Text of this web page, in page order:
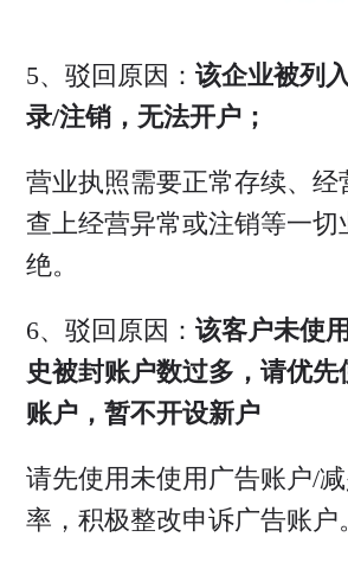
5、驳回原因： 该企业被列
录/注销，无法开户；
营业执照需要正常存续、经
查上经营异常或注销等一切
绝。
6、驳回原因： 该客户未使
史被封账户数过多，请优先
账户，暂不开设新户
请先使用未使用广告账户/
率，积极整改申诉广告账户